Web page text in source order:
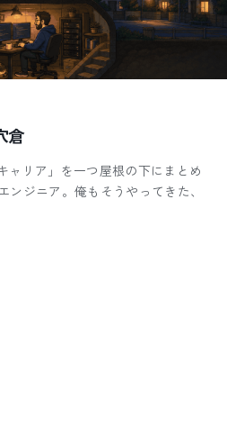
倉
ャリア」を一つ屋根の下にまとめ
ンジニア。俺もそうやってきた、